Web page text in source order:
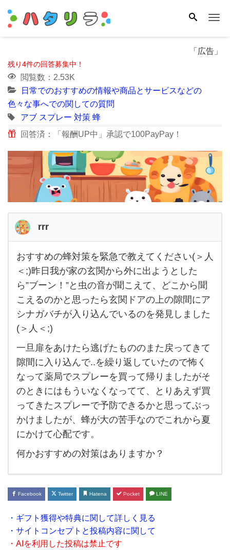
「広告」
残り4件の回答募集中！
閲覧数：2.53K
日常でのおすすめの情報や商品とサービスなどの
色々な事へでの関しての質問
アブ スプレー 対策 蜂
回答済：「報酬UP中」承認で100PayPay！
rrr
おす
すめ
の蜂
対策
を緊
急で
教え
てく
ださ
い(＞
人
＜;)
昨日
玄関
から
外に
出よ
おすすめの蜂対策を緊急で教えてください(＞人
＜;)昨日我が家の玄関から外に出ようとした
ら”ブーン！”と虫の音が聞こえて、どこから聞
こえるのかと思ったら玄関ドアの上の隙間にア
シナガバチが入り込んでいるのを発見しました
(＞人＜;)
一旦扉をあけたら逃げたもののまた戻ってきて
隙間に入り込んで..を繰り返していたので怖く
なって薬局でスプレーを買って帰りましたがそ
のときにはもういなくなってて、とりあえず買
ってきたスプレーで予防できるかと思ってぶっ
かけましたが、蜂が大の苦手なのでこれから夏
にかけて心配です。
何かおすすめの対策はありますか？
Facebook Twitter Hatena Pocket LINE
・ギフト獲得や特典に関して詳しく見る
・サイトコンセプトと投稿内容に関して
・AIを利用した投稿は禁止です